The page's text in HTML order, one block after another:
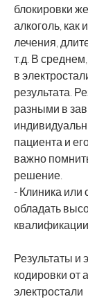
блокировки
алкоголь, как
лечения,
т.д. В
в
результата.
разными в
пациента и
важно
решение.
- Клиника или
обладать
Результаты и
кодировки от
электростали